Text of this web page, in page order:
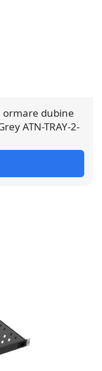
ormare dubine
ATN-TRAY-2-